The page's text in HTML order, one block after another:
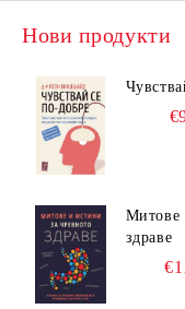
Нови продукти
Митове
здраве